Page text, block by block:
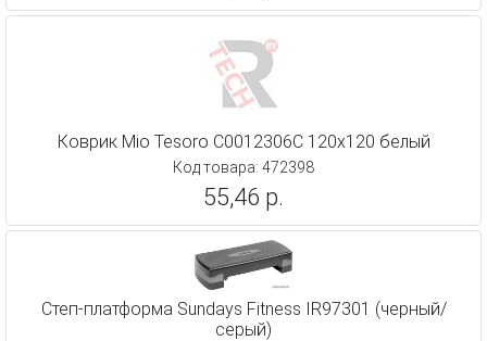
Коврик Mio Tesoro C0012306C 120х120 белый
Код товара: 472398
55,46 р.
Степ-платформа Sundays Fitness IR97301 (черный/
серый)